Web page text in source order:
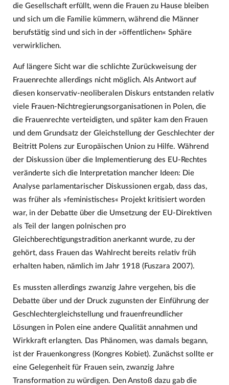
die Gesellschaft erfüllt, wenn die Frauen zu Hause bleiben
und sich um die Familie kümmern, während die Männer
berufstätig sind und sich in der »öffentlichen« Sphäre
verwirklichen.
Auf längere Sicht war die schlichte Zurückweisung der
Frauenrechte allerdings nicht möglich. Als Antwort auf
diesen konservativ-neoliberalen Diskurs entstanden relativ
viele Frauen-Nichtregierungsorganisationen in Polen, die
die Frauenrechte verteidigten, und später kam den Frauen
und dem Grundsatz der Gleichstellung der Geschlechter der
Beitritt Polens zur Europäischen Union zu Hilfe. Während
der Diskussion über die Implementierung des EU-Rechtes
veränderte sich die Interpretation mancher Ideen: Die
Analyse parlamentarischer Diskussionen ergab, dass das,
was früher als »feministisches« Projekt kritisiert worden
war, in der Debatte über die Umsetzung der EU-Direktiven
als Teil der langen polnischen pro
Gleichberechtigungstradition anerkannt wurde, zu der
gehört, dass Frauen das Wahlrecht bereits relativ früh
erhalten haben, nämlich im Jahr 1918 (Fuszara 2007).
Es mussten allerdings zwanzig Jahre vergehen, bis die
Debatte über und der Druck zugunsten der Einführung der
Geschlechtergleichstellung und frauenfreundlicher
Lösungen in Polen eine andere Qualität annahmen und
Wirkkraft erlangten. Das Phänomen, was damals begann,
ist der Frauenkongress (Kongres Kobiet). Zunächst sollte er
eine Gelegenheit für Frauen sein, zwanzig Jahre
Transformation zu würdigen. Den Anstoß dazu gab die